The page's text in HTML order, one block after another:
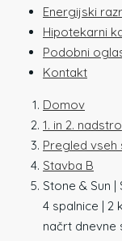
Energijski
Hipotekarni
Podobni
Kontakt
Domov
1. in 2.
Pregled vseh
Stavba B
Stone & Sun |
4 spalnice | 2
načrt dnevne